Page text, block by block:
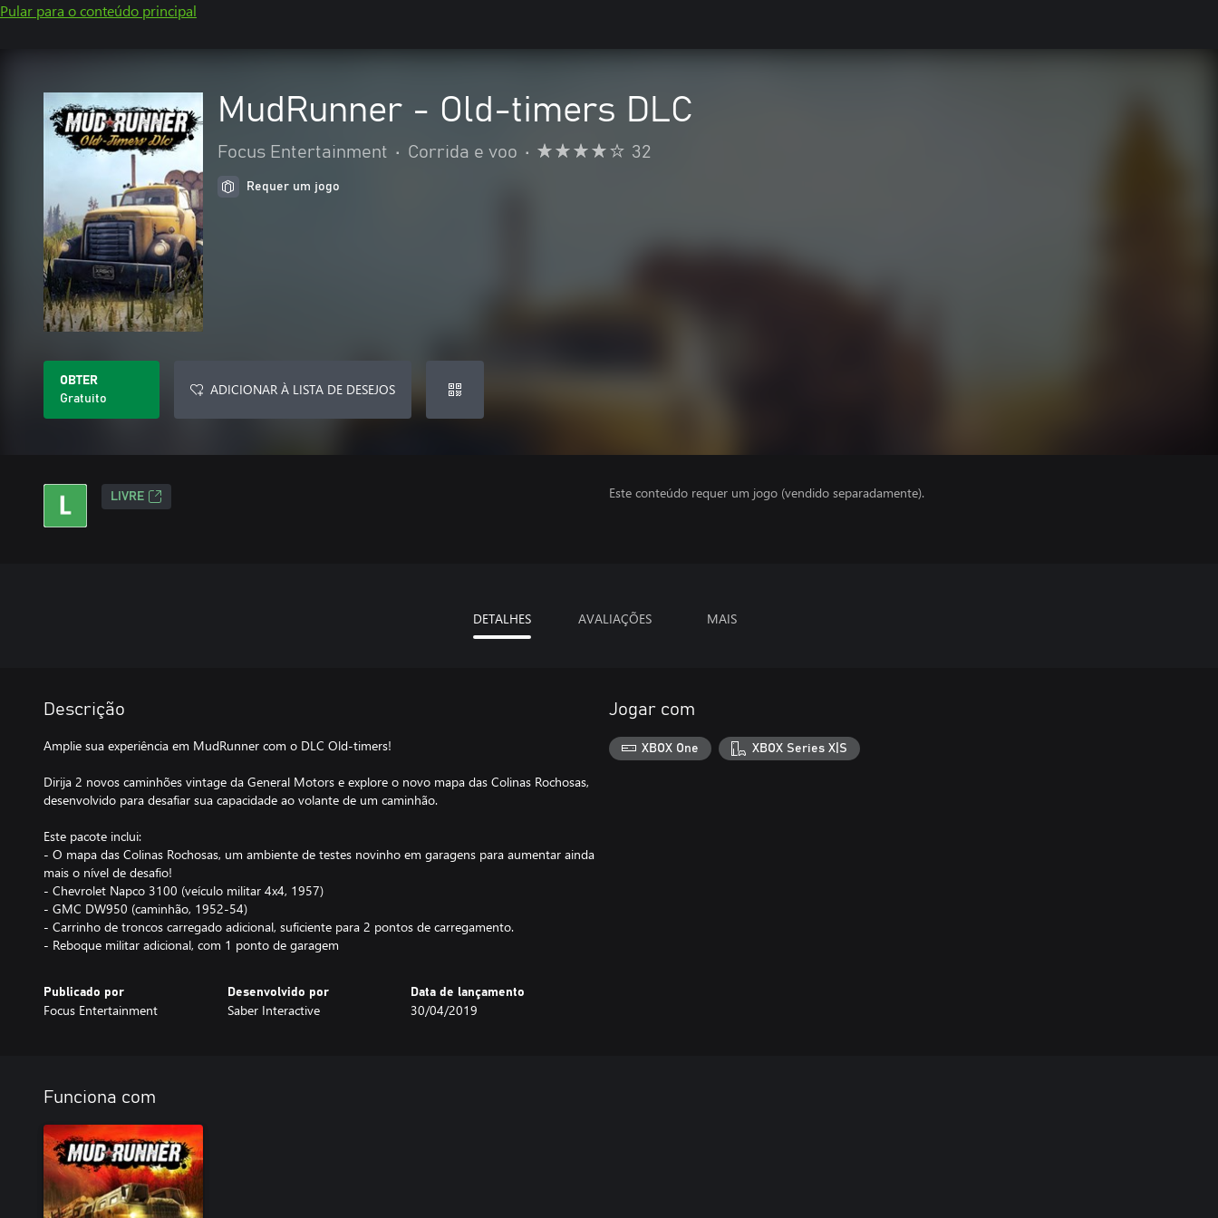
Pular para o conteúdo principal
MudRunner - Old-timers DLC
Focus Entertainment • Corrida e voo • 32
Requer um jogo
OBTER
Gratuito
ADICIONAR À LISTA DE DESEJOS
LIVRE Este conteúdo requer um jogo (vendido separadamente).
DETALHES AVALIAÇÕES MAIS
Descrição
Amplie sua experiência em MudRunner com o DLC Old-timers!
Dirija 2 novos caminhões vintage da General Motors e explore o novo mapa das Colinas Rochosas,
desenvolvido para desafiar sua capacidade ao volante de um caminhão.
Este pacote inclui:
- O mapa das Colinas Rochosas, um ambiente de testes novinho em garagens para aumentar ainda
mais o nível de desafio!
- Chevrolet Napco 3100 (veículo militar 4x4, 1957)
- GMC DW950 (caminhão, 1952-54)
- Carrinho de troncos carregado adicional, suficiente para 2 pontos de carregamento.
- Reboque militar adicional, com 1 ponto de garagem
Publicado por
Focus Entertainment
Desenvolvido por
Saber Interactive
Data de lançamento
30/04/2019
Jogar com
XBOX One XBOX Series X|S
Funciona com